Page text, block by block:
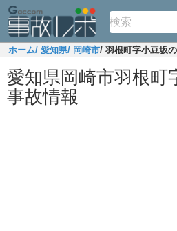
ホーム/ 愛知県/ 岡崎市/ 羽根町字小豆坂
愛知県岡崎市羽根町
事故情報